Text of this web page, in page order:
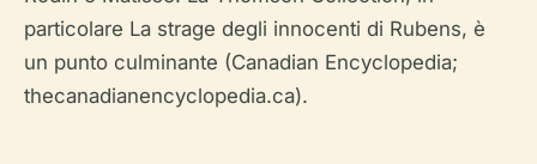
particolare La strage degli innocenti di Rubens, è
un punto culminante (Canadian Encyclopedia;
thecanadianencyclopedia.ca).